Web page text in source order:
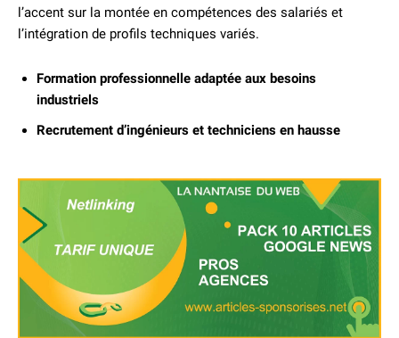
l’accent sur la montée en compétences des salariés et
l’intégration de profils techniques variés.
Formation professionnelle adaptée aux besoins
industriels
Recrutement d’ingénieurs et techniciens en hausse